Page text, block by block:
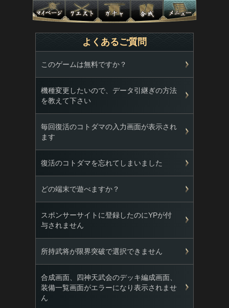
よくあるご質問
このゲームは無料ですか？
機種変更したいので、データ引継ぎの方法
を教えて下さい
毎回復活のコトダマの入力画面が表示され
ます
復活のコトダマを忘れてしまいました
どの端末で遊べますか？
スポンサーサイトに登録したのにYPが付
与されません
所持武将が限界突破で選択できません
合成画面、四神天武会のデッキ編成画面、
装備一覧画面がエラーになり表示されませ
ん